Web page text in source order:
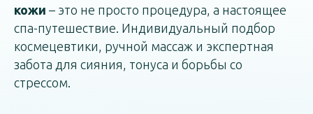
кожи – это не просто процедура, а настоящее
спа-путешествие. Индивидуальный подбор
космецевтики, ручной массаж и экспертная
забота для сияния, тонуса и борьбы со
стрессом.